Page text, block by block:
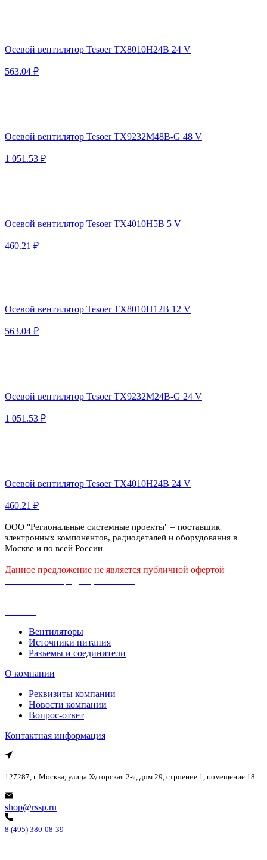
Осевой вентилятор Tesoer TX8010H24B 24 V
563.04 ₽
Осевой вентилятор Tesoer TX9232M48B-G 48 V
1 051.53 ₽
Осевой вентилятор Tesoer TX4010H5B 5 V
460.21 ₽
Осевой вентилятор Tesoer TX8010H12B 12 V
563.04 ₽
Осевой вентилятор Tesoer TX9232M24B-G 24 V
1 051.53 ₽
Осевой вентилятор Tesoer TX4010H24B 24 V
460.21 ₽
ООО "Региональные системные проекты" – поставщик
электронных компонентов, радиодеталей и оборудования в
Москве и по всей России
Данное предложение не является публичной офертой
Вентиляторы
Источники питания
Разъемы и соединители
О компании
Реквизиты компании
Новости компании
Вопрос-ответ
Контактная информация
127287, г. Москва, улица Хуторская 2-я, дом 29, строение 1, помещение 18
shop@rssp.ru
8 (495) 380-08-39